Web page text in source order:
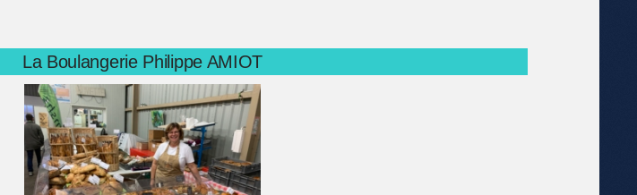
La Boulangerie Philippe AMIOT